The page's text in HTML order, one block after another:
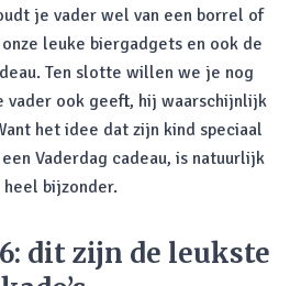
je vader wel van een borrel of
leuke biergadgets en ook de
Ten slotte willen we je nog
vader ook geeft, hij waarschijnlijk
het idee dat zijn kind speciaal
Vaderdag cadeau, is natuurlijk
heel bijzonder.
dit zijn de leukste